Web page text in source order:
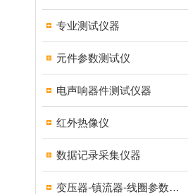
专业测试仪器
元件参数测试仪
电声响器件测试仪器
红外热像仪
数据记录采集仪器
变压器-镇流器-线圈参数测试仪器